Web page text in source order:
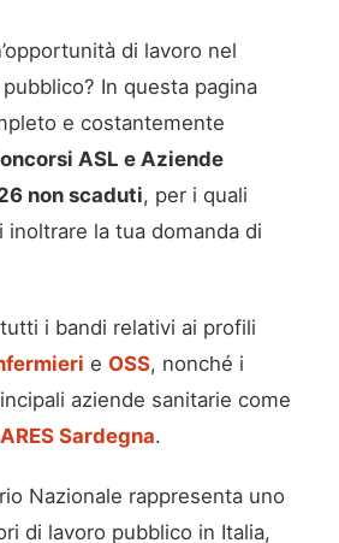
di lavoro nel
In questa pagina
e costantemente
ASL e Aziende
non scaduti, per i quali
inoltrare la tua domanda di
i bandi relativi ai profili
e OSS, nonché i
aziende sanitarie come
ARES Sardegna.
Nazionale rappresenta uno
di lavoro pubblico in Italia,